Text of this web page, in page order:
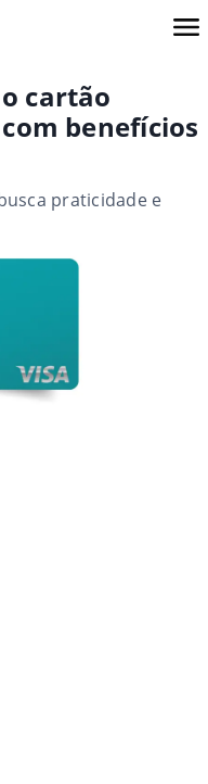
cartão
benefícios
praticidade e